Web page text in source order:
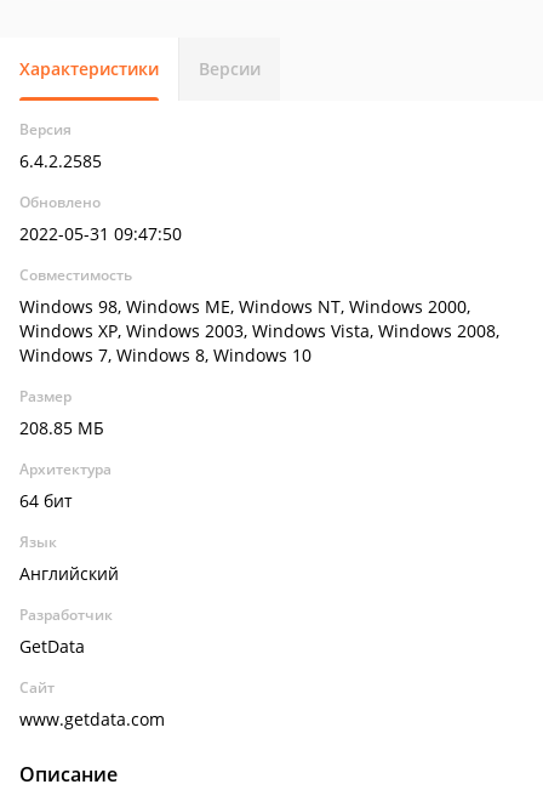
Характеристики Версии
Версия
6.4.2.2585
Обновлено
2022-05-31 09:47:50
Совместимость
Windows 98, Windows ME, Windows NT, Windows 2000,
Windows XP, Windows 2003, Windows Vista, Windows 2008,
Windows 7, Windows 8, Windows 10
Размер
208.85 МБ
Архитектура
64 бит
Язык
Английский
Разработчик
GetData
Сайт
www.getdata.com
Описание